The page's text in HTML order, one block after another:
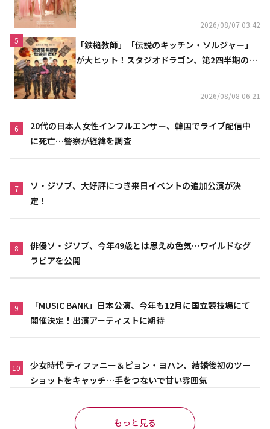
2026/08/07 03:42
5
「鉄槌教師」「伝説のキッチン・ソルジャー」
が大ヒット！スタジオドラゴン、第2四半期の売
2026/08/08 06:21
6
20代の日本人女性インフルエンサー、韓国でライブ配信中
に死亡…警察が経緯を調査
7
ソ・ジソブ、大好評につき来日イベントの追加公演が決
定！
8
俳優ソ・ジソブ、今年49歳とは思えぬ色気…ワイルドなグ
ラビアを公開
9
「MUSIC BANK」日本公演、今年も12月に国立競技場にて
開催決定！出演アーティストに期待
10
少女時代 ティファニー＆ピョン・ヨハン、結婚後初のツー
ショットをキャッチ…手をつないで甘い雰囲気
もっと見る